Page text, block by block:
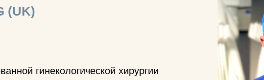
(UK)
гинекологической хирургии